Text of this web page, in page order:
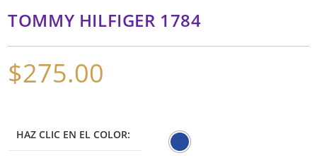
TOMMY HILFIGER 1784
$275.00
HAZ CLIC EN EL COLOR: